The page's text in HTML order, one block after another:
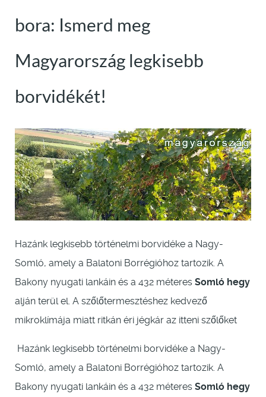
bora: Ismerd meg
Magyarország legkisebb
borvidékét!
Hazánk legkisebb történelmi borvidéke a Nagy-
Somló, amely a Balatoni Borrégióhoz tartozik. A
Bakony nyugati lankáin és a 432 méteres Somló hegy
alján terül el. A szőlőtermesztéshez kedvező
mikroklímája miatt ritkán éri jégkár az itteni szőlőket
Hazánk legkisebb történelmi borvidéke a Nagy-
Somló, amely a Balatoni Borrégióhoz tartozik. A
Bakony nyugati lankáin és a 432 méteres Somló hegy